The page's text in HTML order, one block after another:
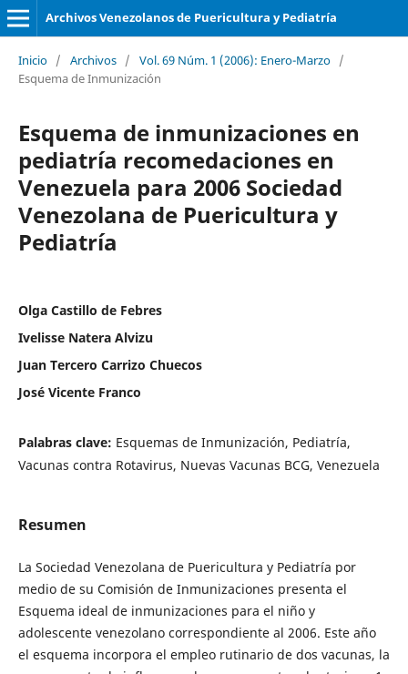
Archivos Venezolanos de Puericultura y Pediatría
Inicio / Archivos / Vol. 69 Núm. 1 (2006): Enero-Marzo /
Esquema de Inmunización
Esquema de inmunizaciones en
pediatría recomedaciones en
Venezuela para 2006 Sociedad
Venezolana de Puericultura y
Pediatría
Olga Castillo de Febres
Ivelisse Natera Alvizu
Juan Tercero Carrizo Chuecos
José Vicente Franco
Palabras clave: Esquemas de Inmunización, Pediatría,
Vacunas contra Rotavirus, Nuevas Vacunas BCG, Venezuela
Resumen
La Sociedad Venezolana de Puericultura y Pediatría por
medio de su Comisión de Inmunizaciones presenta el
Esquema ideal de inmunizaciones para el niño y
adolescente venezolano correspondiente al 2006. Este año
el esquema incorpora el empleo rutinario de dos vacunas, la